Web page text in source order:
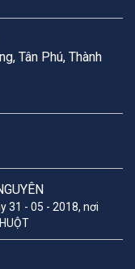
Tân Phú, Thành
31 - 05 - 2018, nơi